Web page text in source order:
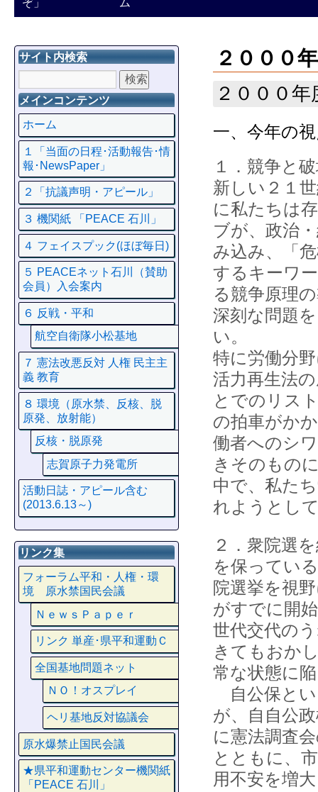
ぞ」 ム
２０００
２０００
一、今年の
１．競争と
新しい２１
に私たちは
ブが、政治
み込み、「
するキーワ
る競争原理
深刻な問題
い。
特に労働分
活力再生法
とでのリス
の拍車がか
働者へのシ
きそのもの
中で、私た
れようとし
２．衆院選
を保ってい
院選挙を視
がすでに開
世代交代の
きてもおか
常な状態に
自公保とい
が、自自公
に憲法調査
とともに、
用不安を増
サイト内検索
メインコンテンツ
ホーム
１「当面の日程･活動報告･情
報･NewsPaper」
２「抗議声明・アピール」
３ 機関紙 「PEACE 石川」
４ フェイスプック(ほぼ毎日)
５ PEACEネット石川（賛助
会員）入会案内
６ 反戦・平和
航空自衛隊小松基地
７ 憲法改悪反対 人権 民主主
義 教育
８ 環境（原水禁、反核、脱
原発、放射能）
反核・脱原発
志賀原子力発電所
活動日誌・アピール含む
(2013.6.13～)
リンク集
フォーラム平和・人権・環
境 原水禁国民会議
ＮｅｗｓＰａｐｅｒ
リンク 単産･県平和運動Ｃ
全国基地問題ネット
ＮＯ！オスプレイ
ヘリ基地反対協議会
原水爆禁止国民会議
★県平和運動センター機関紙
「PEACE 石川」